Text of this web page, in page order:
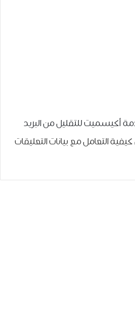
أكيسميت للتقليل من البريد
التعامل مع بيانات التعليقات